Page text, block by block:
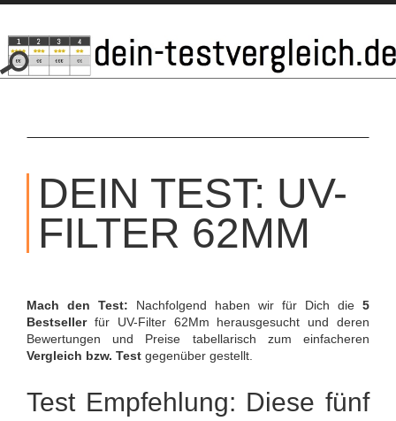
SKIP
CONTENT
DEIN TEST: UV-
FILTER 62MM
Mach den Test: Nachfolgend haben wir für Dich die 5
Bestsellerfür UV-Filter 62Mm herausgesucht und deren
Bewertungen und Preise tabellarisch zum einfacheren
Vergleich bzw. Test gegenüber gestellt.
Test Empfehlung: Diese fünf